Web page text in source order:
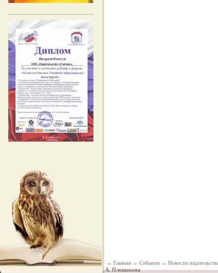
→ Главная → События → Новости
А. Плешакова